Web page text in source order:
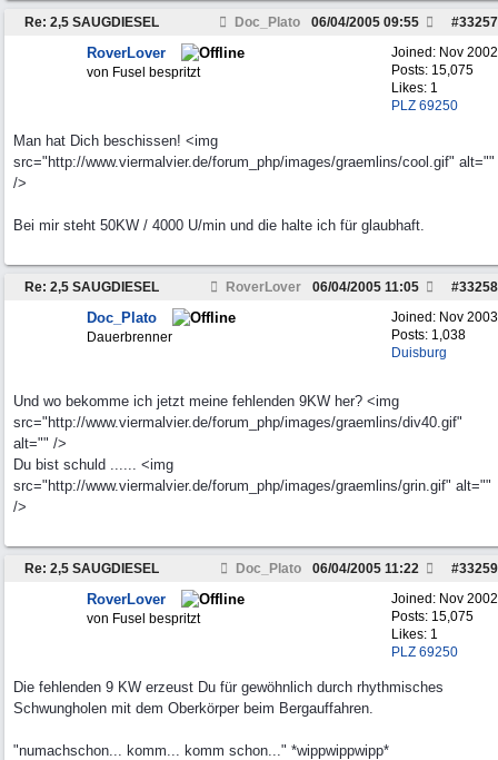
Re: 2,5 SAUGDIESEL Doc_Plato #33257
06/04/2005 09:55
Joined: Nov 2002
Posts: 15,075
Likes: 1
PLZ 69250
RoverLover
von Fusel bespritzt
Man hat Dich beschissen! <img
src="http://www.viermalvier.de/forum_php/images/graemlins/cool.gif" alt=""
/>
Bei mir steht 50KW / 4000 U/min und die halte ich für glaubhaft.
Re: 2,5 SAUGDIESEL RoverLover #33258
06/04/2005 11:05
Joined: Nov 2003
Posts: 1,038
Duisburg
Doc_Plato
Dauerbrenner
Und wo bekomme ich jetzt meine fehlenden 9KW her? <img
src="http://www.viermalvier.de/forum_php/images/graemlins/div40.gif"
alt="" />
Du bist schuld ...... <img
src="http://www.viermalvier.de/forum_php/images/graemlins/grin.gif" alt=""
/>
Re: 2,5 SAUGDIESEL Doc_Plato #33259
06/04/2005 11:22
Joined: Nov 2002
Posts: 15,075
Likes: 1
PLZ 69250
RoverLover
von Fusel bespritzt
Die fehlenden 9 KW erzeust Du für gewöhnlich durch rhythmisches
Schwungholen mit dem Oberkörper beim Bergauffahren.
"numachschon... komm... komm schon..." *wippwippwipp*